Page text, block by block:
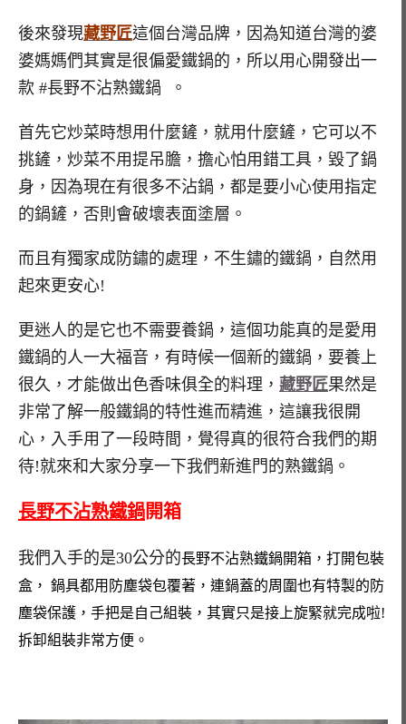
後來發現藏野匠這個台灣品牌，因為知道台灣的婆
婆媽媽們其實是很偏愛鐵鍋的，所以用心開發出一
款 #長野不沾熟鐵鍋 。
首先它炒菜時想用什麼鏟，就用什麼鏟，它可以不
挑鏟，炒菜不用提吊膽，擔心怕用錯工具，毀了鍋
身，因為現在有很多不沾鍋，都是要小心使用指定
的鍋鏟，否則會破壞表面塗層。
而且有獨家成防鏽的處理，不生鏽的鐵鍋，自然用
起來更安心!
更迷人的是它也不需要養鍋，這個功能真的是愛用
鐵鍋的人一大福音，有時候一個新的鐵鍋，要養上
很久，才能做出色香味俱全的料理， 藏野匠果然是
非常了解一般鐵鍋的特性進而精進，這讓我很開
心，入手用了一段時間，覺得真的很符合我們的期
待!就來和大家分享一下我們新進門的熟鐵鍋。
長野不沾熟鐵鍋開箱
我們入手的是30公分的長野不沾熟鐵鍋開箱，打開包裝
盒， 鍋具都用防塵袋包覆著，連鍋蓋的周圍也有特製的防
塵袋保護，手把是自己組裝，其實只是接上旋緊就完成啦!
拆卸組裝非常方便。